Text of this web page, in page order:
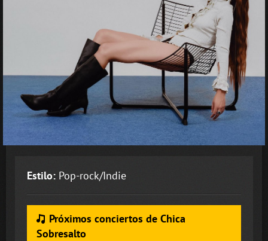
Estilo: Pop-rock/Indie
Próximos conciertos de Chica
Sobresalto